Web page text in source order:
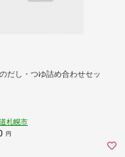
だし・つゆ詰め合わせセッ
札幌市
円